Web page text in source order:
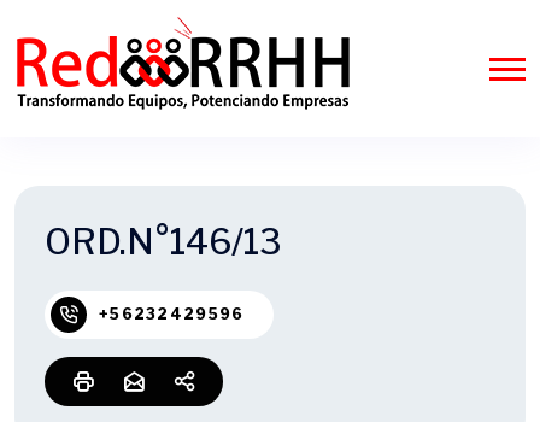
ORD.N°146/13
+56232429596